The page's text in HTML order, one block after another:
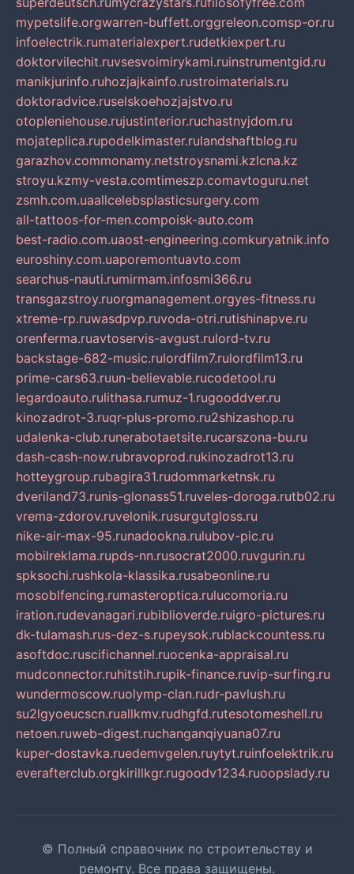
mypetslife.orgwarren-buffett.orggreleon.comsp-or.ru
infoelectrik.rumaterialexpert.rudetkiexpert.ru
doktorvilechit.ruvsesvoimirykami.ruinstrumentgid.ru
manikjurinfo.ruhozjajkainfo.rustroimaterials.ru
doktoradvice.ruselskoehozjajstvo.ru
otopleniehouse.rujustinterior.ruchastnyjdom.ru
mojateplica.rupodelkimaster.rulandshaftblog.ru
garazhov.commonamy.netstroysnami.kzlcna.kz
stroyu.kzmy-vesta.comtimeszp.comavtoguru.net
zsmh.com.uaallcelebsplasticsurgery.com
all-tattoos-for-men.compoisk-auto.com
best-radio.com.uaost-engineering.comkuryatnik.info
euroshiny.com.uaporemontuavto.com
searchus-nauti.rumirmam.infosmi366.ru
transgazstroy.ruorgmanagement.orgyes-fitness.ru
xtreme-rp.ruwasdpvp.ruvoda-otri.rutishinapve.ru
orenferma.ruavtoservis-avgust.rulord-tv.ru
backstage-682-music.rulordfilm7.rulordfilm13.ru
prime-cars63.ruun-believable.rucodetool.ru
legardoauto.rulithasa.rumuz-1.rugooddver.ru
kinozadrot-3.ruqr-plus-promo.ru2shizashop.ru
udalenka-club.runerabotaetsite.rucarszona-bu.ru
dash-cash-now.rubravoprod.rukinozadrot13.ru
hotteygroup.rubagira31.rudommarketnsk.ru
dveriland73.runis-glonass51.ruveles-doroga.rutb02.ru
vrema-zdorov.ruvelonik.rusurgutgloss.ru
nike-air-max-95.runadookna.rulubov-pic.ru
mobilreklama.rupds-nn.rusocrat2000.ruvgurin.ru
spksochi.rushkola-klassika.rusabeonline.ru
mosoblfencing.rumasteroptica.rulucomoria.ru
iration.rudevanagari.rubiblioverde.ruigro-pictures.ru
dk-tulamash.rus-dez-s.rupeysok.rublackcountess.ru
asoftdoc.ruscifichannel.ruocenka-appraisal.ru
mudconnector.ruhitstih.rupik-finance.ruvip-surfing.ru
wundermoscow.ruolymp-clan.rudr-pavlush.ru
su2lgyoeucscn.ruallkmv.rudhgfd.rutesotomeshell.ru
netoen.ruweb-digest.ruchanganqiyuana07.ru
kuper-dostavka.ruedemvgelen.ruytyt.ruinfoelektrik.ru
everafterclub.orgkirillkgr.rugoodv1234.ruoopslady.ru
© Полный справочник по строительству и
ремонту. Все права защищены.